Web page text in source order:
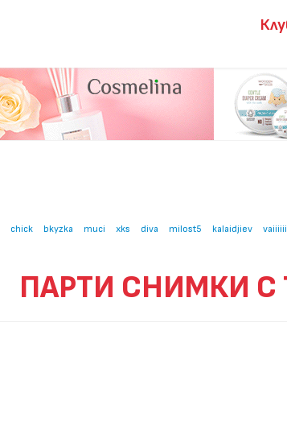
chick bkyzka muci xks diva milost5 kalaidjiev vaiiiiii
ПАРТИ СНИМКИ С